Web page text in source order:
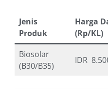
Jenis
Produk
Harga
(Rp/KL)
Biosolar
(B30/B35)
IDR